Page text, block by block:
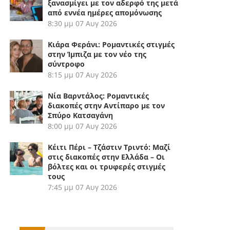
ξανασμίγει με τον αδερφό της μετά
από εννέα ημέρες απομόνωσης
8:30 μμ 07 Αυγ 2026
Κιάρα Φεράνι: Ρομαντικές στιγμές
στην Ίμπιζα με τον νέο της
σύντροφο
8:15 μμ 07 Αυγ 2026
Νία Βαρντάλος: Ρομαντικές
διακοπές στην Αντίπαρο με τον
Σπύρο Κατσαγάνη
8:00 μμ 07 Αυγ 2026
Κέιτι Πέρι – Τζάστιν Τριντό: Μαζί
στις διακοπές στην Ελλάδα – Οι
βόλτες και οι τρυφερές στιγμές
τους
7:45 μμ 07 Αυγ 2026